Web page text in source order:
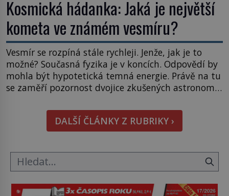
Kosmická hádanka: Jaká je největší
kometa ve známém vesmíru?
Vesmír se rozpíná stále rychleji. Jenže, jak je to
možné? Současná fyzika je v koncích. Odpovědí by
mohla být hypotetická temná energie. Právě na tu
se zaměří pozornost dvojice zkušených astronomů.
hmatatelnějšího. Naprosto rekordní kometu!
Astronomové Pedro Bernardinelli a Gary Bernstein
mravenčí prací zkoumají archivní snímky v rámci
DALŠÍ ČLÁNKY Z RUBRIKY ›